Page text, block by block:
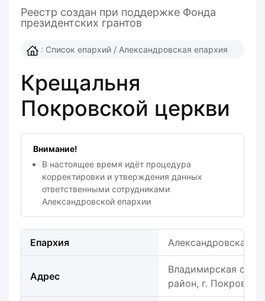
Реестр создан при поддержке Фонда
президентcких грантов
: Список епархий / Александровская епархия
Крещальня
Покровской церкви
Внимание!
В настоящее время идёт процедура
корректировки и утверждения данных
ответственными сотрудниками
Александровской епархии
Епархия Александровская
Адрес
Владимирская
район, г. Покров,